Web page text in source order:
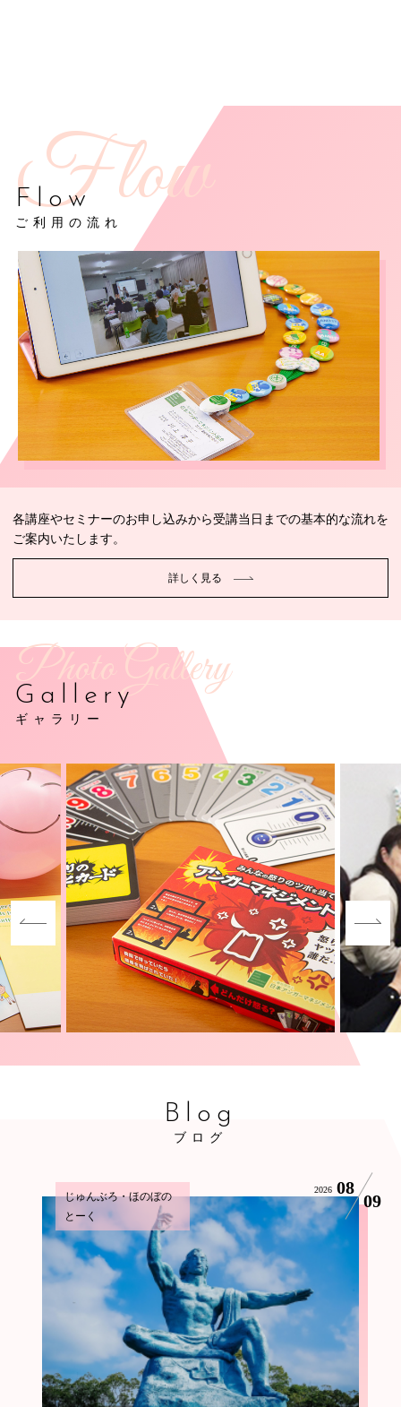
Flow
ご利用の流れ
各講座やセミナーのお申し込みから受講当日までの基本的な流れを
ご案内いたします。
詳しく見る
Photo Gallery
Gallery
ギャラリー
Blog
ブログ
じゅんぶろ・ほのぼの
とーく
2026 08
09